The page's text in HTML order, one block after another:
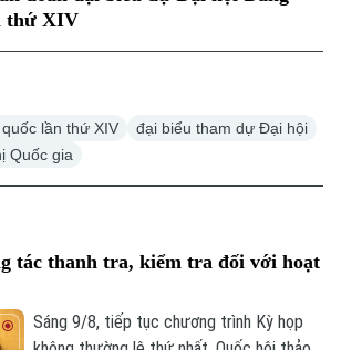
thứ XIV
lần thứ XIV
đại biểu tham dự Đại hội
Quốc gia
tác thanh tra, kiểm tra đối với hoạt
Sáng 9/8, tiếp tục chương trình Kỳ họp